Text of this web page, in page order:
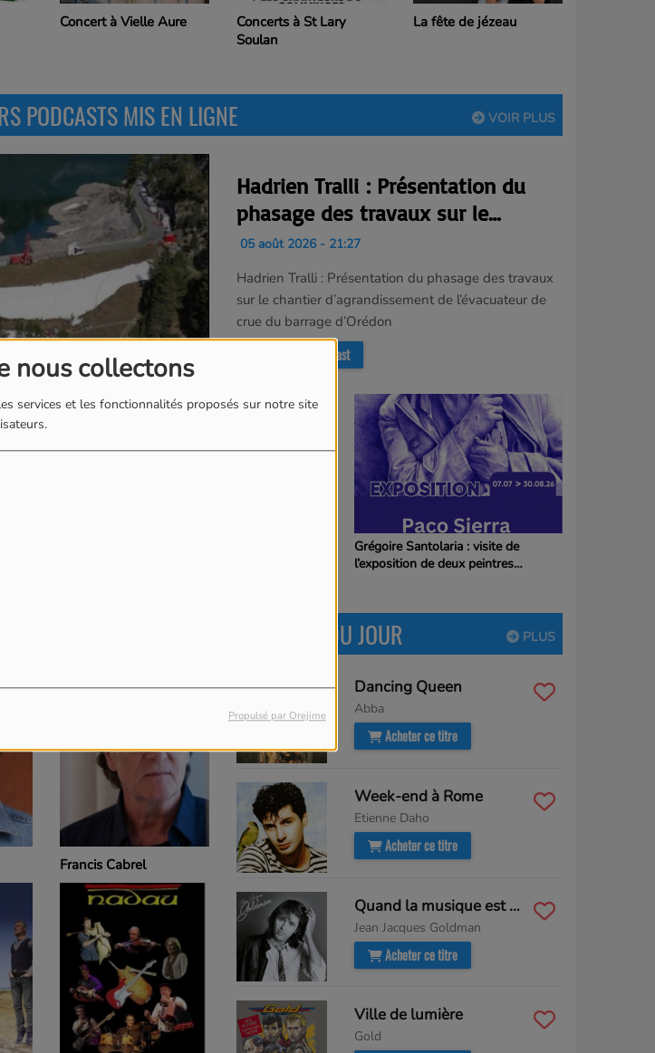
nous collectons
services et les fonctionnalités proposés sur notre site
Propulsé par Orejime
Concert à Vielle Aure
Concerts à St Lary
Soulan
La fête de jézeau
VOIR PLUS
PODCASTS MIS EN LIGNE
Hadrien Tralli : Présentation du
phasage des travaux sur le
chantier d’agrandissement de
l’évacuateur de crue du barrage
d’Orédon
05 août 2026 - 21:27
Hadrien Tralli : Présentation du phasage des travaux
sur le chantier d’agrandissement de l’évacuateur de
crue du barrage d’Orédon
Ecouter le podcast
de la
Grégoire Santolaria : visite de
l’exposition de deux peintres
Francis Cabrel
PLUS
LE TUBE DU JOUR
Dancing Queen
Abba
Acheter ce titre
Week-end à Rome
Etienne Daho
Acheter ce titre
Quand la musique est bonne
Jean Jacques Goldman
Acheter ce titre
Ville de lumière
Gold